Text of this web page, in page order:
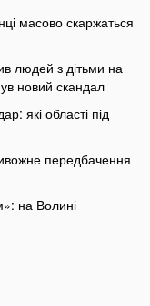
масово скаржаться
людей з дітьми на
новий скандал
які області під
передбачення
на Волині
року: понад 95